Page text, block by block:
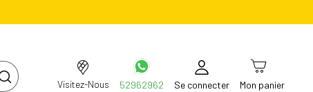
Visitez-Nous 52962962 Se connecter Mon panier